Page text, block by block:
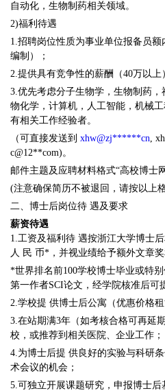
自动化，生物制药相关领域。
2)福利待遇
1.招聘岗位性质为事业单位报备员
编制）；
2.提供具有竞争性的薪酬（40万以上
3.优先考虑分子生物学，生物制药
物化学，计算机，人工智能，机械
有相关工作经验者。
（可直接发送到 xhw@zj******cn,
c@12**com)。
邮件主题及应聘材料格式“高校博士
(注意确保简历不被退回，请按以上
二、博士后岗位待 遇及要求
薪资待遇
1.工资及福利待 遇按浙江大学博士
人 民 币*，并视业绩给予额外文章奖
*世界排名前100学校博士毕业或特
第一作者SCI论文，经学院核准后可
2.学校提 供博士后公寓（优惠价格租
3.在站期满3年（如考核合格可再延
校，或推荐到相关医院、企业工作；
4.为博士后提 供良好的实验与科研
术会议的机会；
5.可独立开展课题研究，申报博士